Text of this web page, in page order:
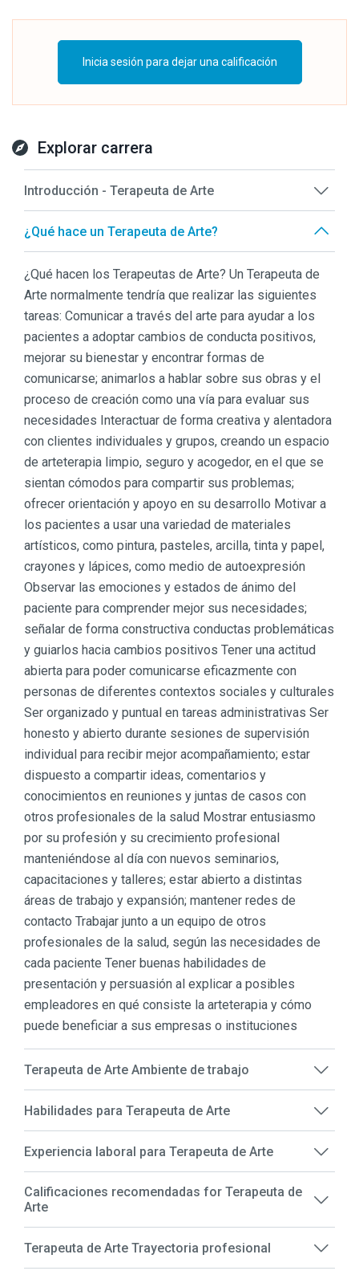
Inicia sesión para dejar una calificación
Explorar carrera
Introducción - Terapeuta de Arte
¿Qué hace un Terapeuta de Arte?
¿Qué hacen los Terapeutas de Arte? Un Terapeuta de
Arte normalmente tendría que realizar las siguientes
tareas: Comunicar a través del arte para ayudar a los
pacientes a adoptar cambios de conducta positivos,
mejorar su bienestar y encontrar formas de
comunicarse; animarlos a hablar sobre sus obras y el
proceso de creación como una vía para evaluar sus
necesidades Interactuar de forma creativa y alentadora
con clientes individuales y grupos, creando un espacio
de arteterapia limpio, seguro y acogedor, en el que se
sientan cómodos para compartir sus problemas;
ofrecer orientación y apoyo en su desarrollo Motivar a
los pacientes a usar una variedad de materiales
artísticos, como pintura, pasteles, arcilla, tinta y papel,
crayones y lápices, como medio de autoexpresión
Observar las emociones y estados de ánimo del
paciente para comprender mejor sus necesidades;
señalar de forma constructiva conductas problemáticas
y guiarlos hacia cambios positivos Tener una actitud
abierta para poder comunicarse eficazmente con
personas de diferentes contextos sociales y culturales
Ser organizado y puntual en tareas administrativas Ser
honesto y abierto durante sesiones de supervisión
individual para recibir mejor acompañamiento; estar
dispuesto a compartir ideas, comentarios y
conocimientos en reuniones y juntas de casos con
otros profesionales de la salud Mostrar entusiasmo
por su profesión y su crecimiento profesional
manteniéndose al día con nuevos seminarios,
capacitaciones y talleres; estar abierto a distintas
áreas de trabajo y expansión; mantener redes de
contacto Trabajar junto a un equipo de otros
profesionales de la salud, según las necesidades de
cada paciente Tener buenas habilidades de
presentación y persuasión al explicar a posibles
empleadores en qué consiste la arteterapia y cómo
puede beneficiar a sus empresas o instituciones
Terapeuta de Arte Ambiente de trabajo
Habilidades para Terapeuta de Arte
Experiencia laboral para Terapeuta de Arte
Calificaciones recomendadas for Terapeuta de
Arte
Terapeuta de Arte Trayectoria profesional